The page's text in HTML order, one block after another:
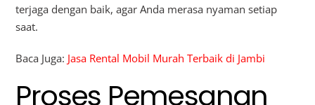
terjaga dengan baik, agar Anda merasa nyaman setiap
saat.
Baca Juga: Jasa Rental Mobil Murah Terbaik di Jambi
Proses Pemesanan